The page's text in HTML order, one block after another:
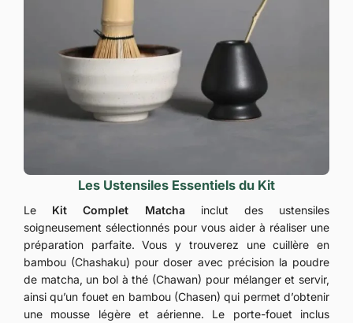
Les Ustensiles Essentiels du Kit
Le Kit Complet Matcha inclut des ustensiles
soigneusement sélectionnés pour vous aider à réaliser une
préparation parfaite. Vous y trouverez une cuillère en
bambou (Chashaku) pour doser avec précision la poudre
de matcha, un bol à thé (Chawan) pour mélanger et servir,
ainsi qu’un fouet en bambou (Chasen) qui permet d’obtenir
une mousse légère et aérienne. Le porte-fouet inclus